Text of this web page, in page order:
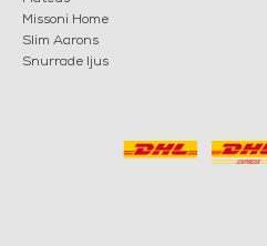
Missoni Home
Slim Aarons
Snurrade ljus